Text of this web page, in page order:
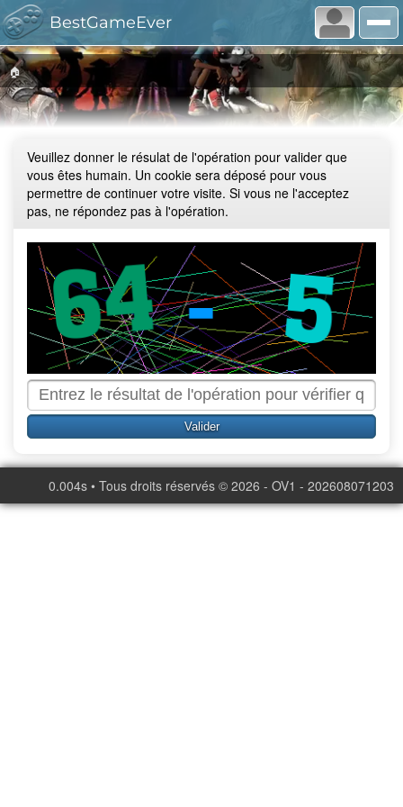
BestGameEver
🏠
Veuillez donner le résulat de l'opération pour valider que
vous êtes humain. Un cookie sera déposé pour vous
permettre de continuer votre visite. Si vous ne l'acceptez
pas, ne répondez pas à l'opération.
0.004s • Tous droits réservés © 2026 - OV1 - 202608071203